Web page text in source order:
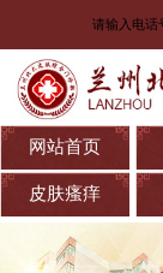
网站首页
皮肤瘙痒